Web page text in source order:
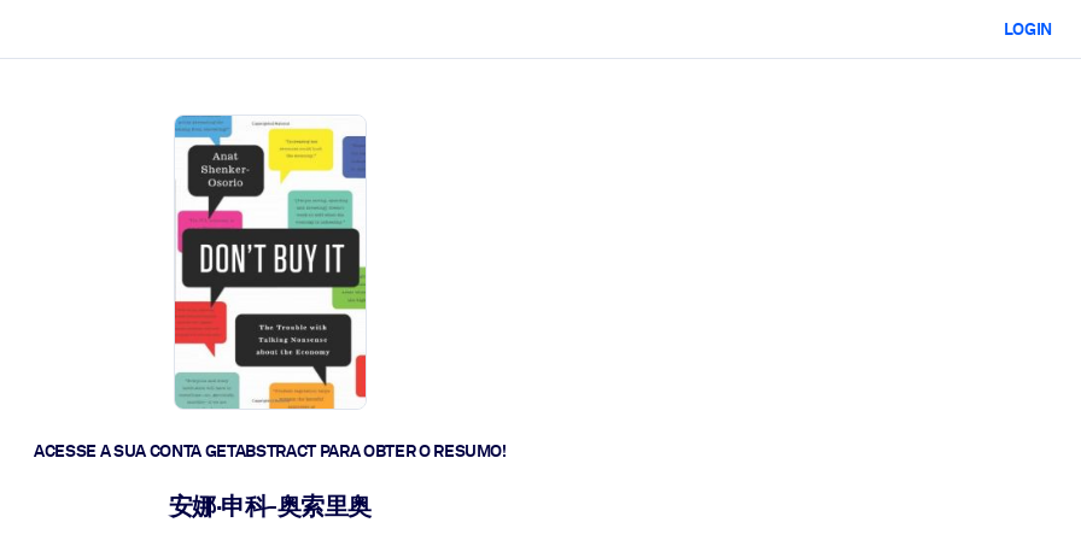
LOGIN
ACESSE A SUA CONTA GETABSTRACT PARA OBTER O RESUMO!
安娜·申科-奥索里奥